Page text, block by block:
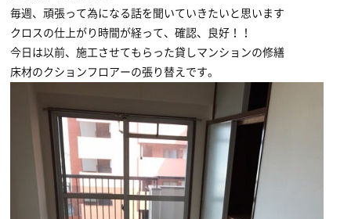
毎週、頑張って為になる話を聞いていきたいと思います
クロスの仕上がり時間が経って、確認、良好！！
今日は以前、施工させてもらった貸しマンションの修繕
床材のクションフロアーの張り替えです。